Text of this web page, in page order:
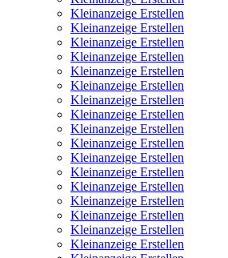
Kleinanzeige Erstellen
Kleinanzeige Erstellen
Kleinanzeige Erstellen
Kleinanzeige Erstellen
Kleinanzeige Erstellen
Kleinanzeige Erstellen
Kleinanzeige Erstellen
Kleinanzeige Erstellen
Kleinanzeige Erstellen
Kleinanzeige Erstellen
Kleinanzeige Erstellen
Kleinanzeige Erstellen
Kleinanzeige Erstellen
Kleinanzeige Erstellen
Kleinanzeige Erstellen
Kleinanzeige Erstellen
Kleinanzeige Erstellen